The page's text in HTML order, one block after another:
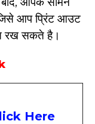
आप प्रिंट आउट
रख सकते है।
Here